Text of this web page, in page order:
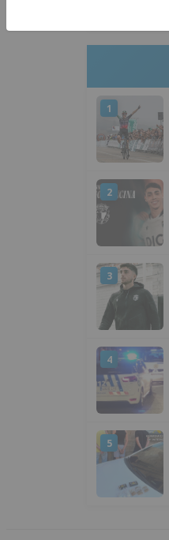
1
2
3
4
5